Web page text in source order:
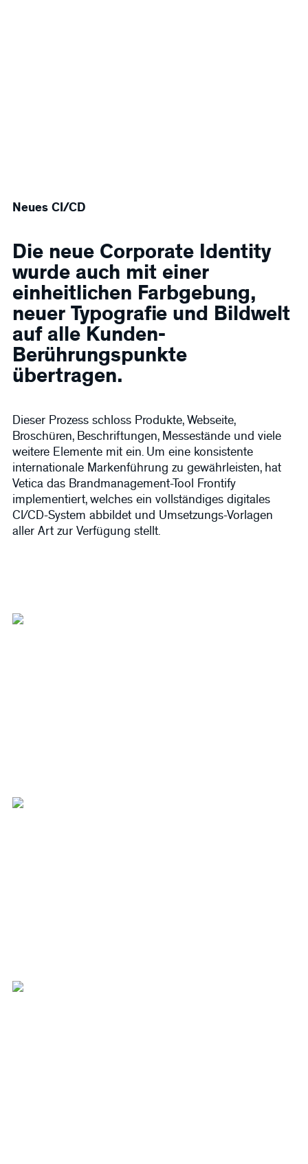
Neues CI/CD
Die neue Corporate Identity
wurde auch mit einer
einheitlichen Farbgebung,
neuer Typografie und Bildwelt
auf alle Kunden-
Berührungspunkte
übertragen.
Dieser Prozess schloss Produkte, Webseite,
Broschüren, Beschriftungen, Messestände und viele
weitere Elemente mit ein. Um eine konsistente
internationale Markenführung zu gewährleisten, hat
Vetica das Brandmanagement-Tool Frontify
implementiert, welches ein vollständiges digitales
CI/CD-System abbildet und Umsetzungs-Vorlagen
aller Art zur Verfügung stellt.